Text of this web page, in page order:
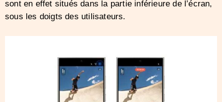
sont en effet situés dans la partie inférieure de l’écran,
sous les doigts des utilisateurs.